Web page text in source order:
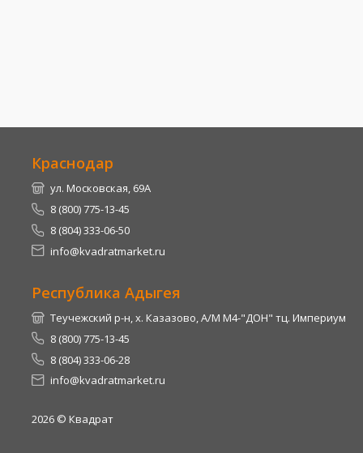
Краснодар
ул. Московская, 69А
8 (800) 775-13-45
8 (804) 333-06-50
info@kvadratmarket.ru
Республика Адыгея
Теучежский р-н, х. Казазово, А/М М4-"ДОН" тц. Империум
8 (800) 775-13-45
8 (804) 333-06-28
info@kvadratmarket.ru
2026 © Квадрат